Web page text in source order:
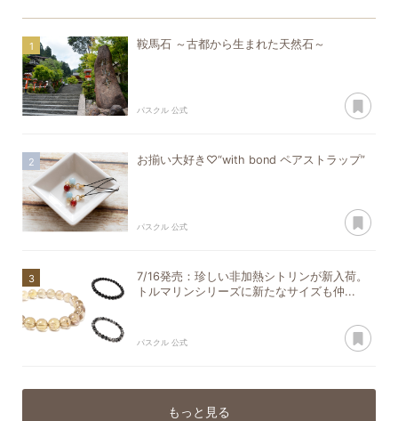
鞍馬石 ～古都から生まれた天然石～
パスクル 公式
お揃い大好き♡“with bond ペアストラップ”
パスクル 公式
7/16発売：珍しい非加熱シトリンが新入荷。
トルマリンシリーズに新たなサイズも仲...
パスクル 公式
もっと見る